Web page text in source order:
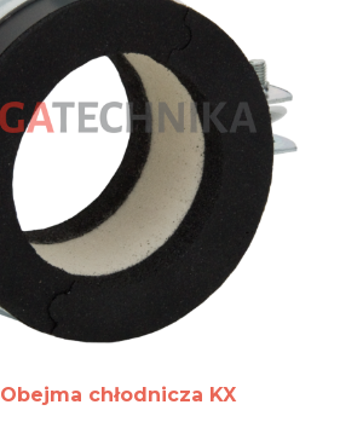
Obejma chłodnicza KX